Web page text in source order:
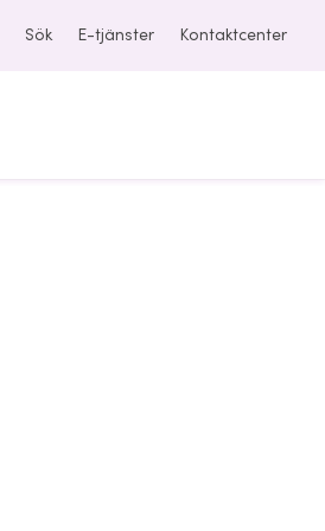
Sök E-tjänster Kontaktcenter